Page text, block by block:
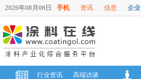
2026年08月08日 手机 资讯 信息 企业
行业资讯
高端访谈